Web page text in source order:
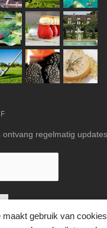
maakt gebruik van
ontvang regelmatig